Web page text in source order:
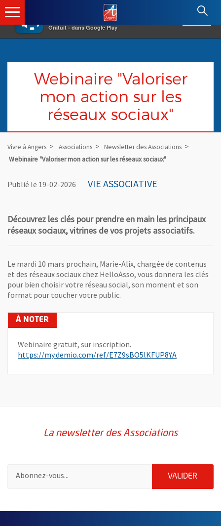
×
Gratuit - dans Google Play
Angers.fr : Retour à l'accueil
Webinaire "Valoriser
mon action sur les
réseaux sociaux"
Vivre à Angers Associations
Newsletter des Associations
Webinaire "Valoriser mon action sur les réseaux sociaux"
Publié le 19-02-2026 VIE ASSOCIATIVE
Découvrez les clés pour prendre en main les principaux
réseaux sociaux, vitrines de vos projets associatifs.
Le mardi 10 mars prochain, Marie-Alix, chargée de contenus
et des réseaux sociaux chez HelloAsso, vous donnera les clés
pour bien choisir votre réseau social, son moment et son
format pour toucher votre public.
Webinaire gratuit, sur inscription.
https://my.demio.com/ref/E7Z9sBO5lKFUP8YA
La newsletter des Associations
VALIDER